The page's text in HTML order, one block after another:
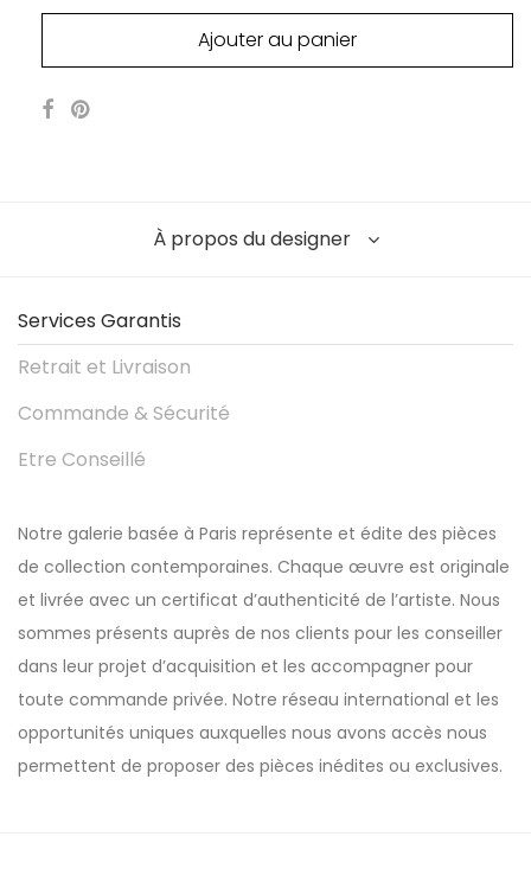
Ajouter au panier
À propos du designer
Services Garantis
Retrait et Livraison
Commande & Sécurité
Etre Conseillé
Notre galerie basée à Paris représente et édite des pièces
de collection contemporaines. Chaque œuvre est originale
et livrée avec un certificat d’authenticité de l’artiste. Nous
sommes présents auprès de nos clients pour les conseiller
dans leur projet d’acquisition et les accompagner pour
toute commande privée. Notre réseau international et les
opportunités uniques auxquelles nous avons accès nous
permettent de proposer des pièces inédites ou exclusives.